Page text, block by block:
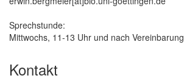
Sprechstunde:
Mittwochs, 11-13 Uhr und nach Vereinbarung
Kontakt